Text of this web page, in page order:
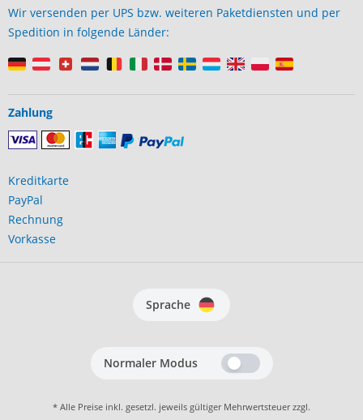
Wir versenden per UPS bzw. weiteren Paketdiensten und per
Spedition in folgende Länder:
Zahlung
Kreditkarte
PayPal
Rechnung
Vorkasse
Sprache
Normaler Modus
* Alle Preise inkl. gesetzl. jeweils gültiger Mehrwertsteuer zzgl.